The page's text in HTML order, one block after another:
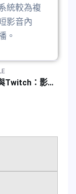
統較為複
影音內
。
Bigo Live與Twitch：影音直播平台應用程式功能比較指南